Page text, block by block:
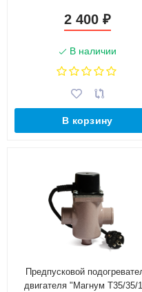
2 400 ₽
В наличии
В корзину
Предпусковой
двигателя "Магнум Т35/35/